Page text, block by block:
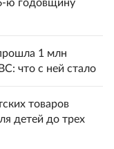
ю годовщину
1 млн
что с ней стало
товаров
детей до трех